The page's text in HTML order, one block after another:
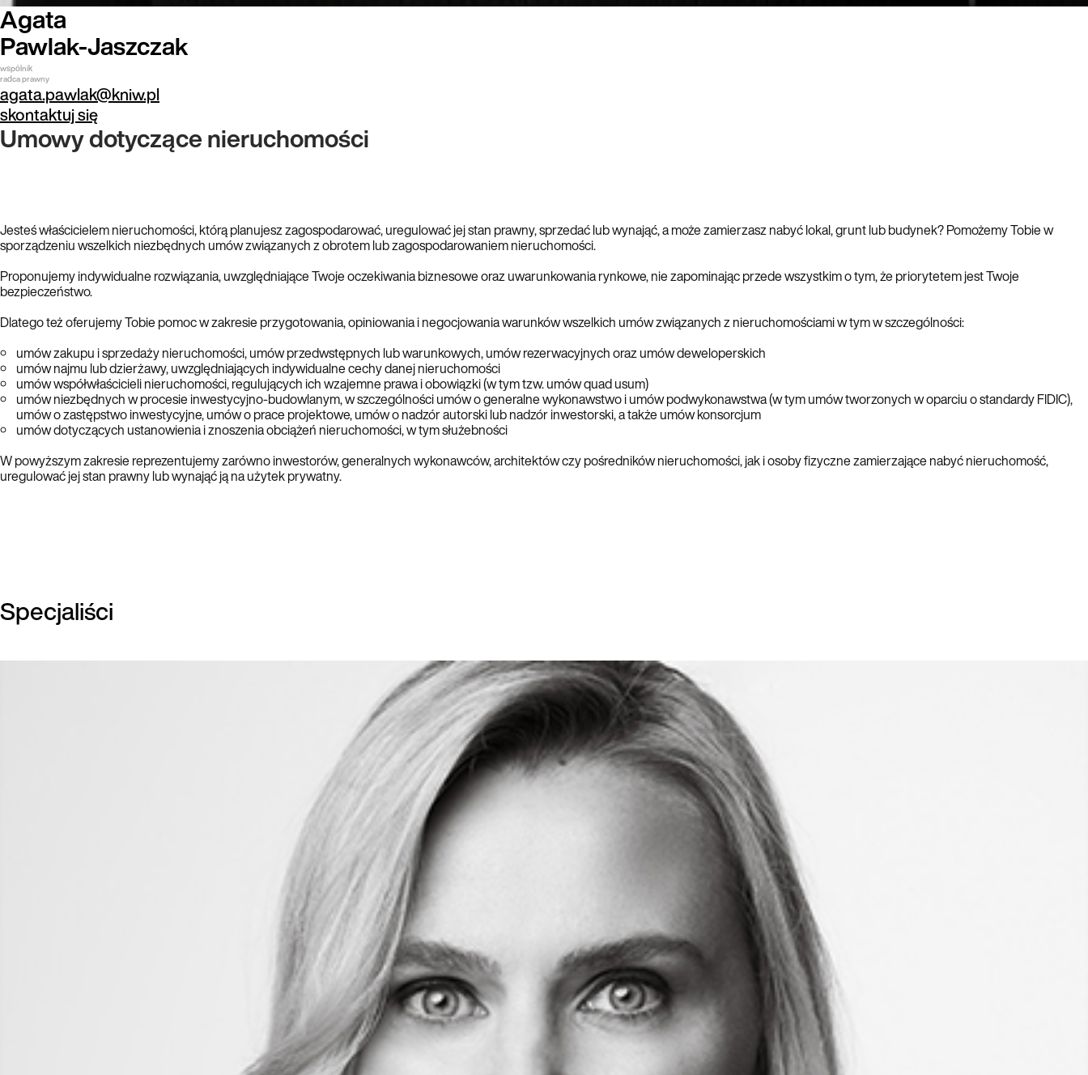
Agata
Pawlak-Jaszczak
wspólnik
radca prawny
agata.pawlak@kniw.pl
skontaktuj się
Umowy dotyczące nieruchomości
Jesteś właścicielem nieruchomości, którą planujesz zagospodarować, uregulować jej stan prawny, sprzedać lub wynająć, a może zamierzasz nabyć lokal, grunt lub budynek? Pomożemy Tobie w
sporządzeniu wszelkich niezbędnych umów związanych z obrotem lub zagospodarowaniem nieruchomości.
Proponujemy indywidualne rozwiązania, uwzględniające Twoje oczekiwania biznesowe oraz uwarunkowania rynkowe, nie zapominając przede wszystkim o tym, że priorytetem jest Twoje
bezpieczeństwo.
Dlatego też oferujemy Tobie pomoc w zakresie przygotowania, opiniowania i negocjowania warunków wszelkich umów związanych z nieruchomościami w tym w szczególności:
umów zakupu i sprzedaży nieruchomości, umów przedwstępnych lub warunkowych, umów rezerwacyjnych oraz umów deweloperskich
umów najmu lub dzierżawy, uwzględniających indywidualne cechy danej nieruchomości
umów współwłaścicieli nieruchomości, regulujących ich wzajemne prawa i obowiązki (w tym tzw. umów quad usum)
umów niezbędnych w procesie inwestycyjno-budowlanym, w szczególności umów o generalne wykonawstwo i umów podwykonawstwa (w tym umów tworzonych w oparciu o standardy FIDIC),
umów o zastępstwo inwestycyjne, umów o prace projektowe, umów o nadzór autorski lub nadzór inwestorski, a także umów konsorcjum
umów dotyczących ustanowienia i znoszenia obciążeń nieruchomości, w tym służebności
W powyższym zakresie reprezentujemy zarówno inwestorów, generalnych wykonawców, architektów czy pośredników nieruchomości, jak i osoby fizyczne zamierzające nabyć nieruchomość,
uregulować jej stan prawny lub wynająć ją na użytek prywatny.
Specjaliści